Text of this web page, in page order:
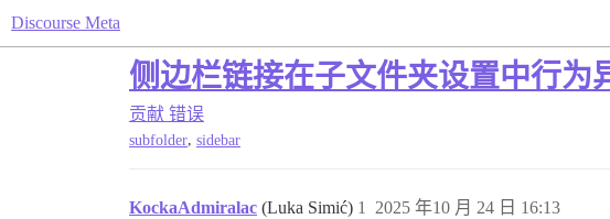
Discourse Meta
侧边栏链接在子文件夹设置中行为
贡献 错误
subfolder, sidebar
KockaAdmiralac (Luka Simić) 2025 年10 月 24 日 16:13
1